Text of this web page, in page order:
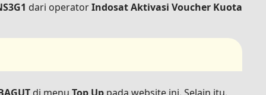
dari operatorIndosat Aktivasi Voucher Kuota